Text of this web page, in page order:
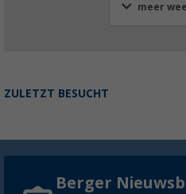
meer
ZULETZT BESUCHT
Berger